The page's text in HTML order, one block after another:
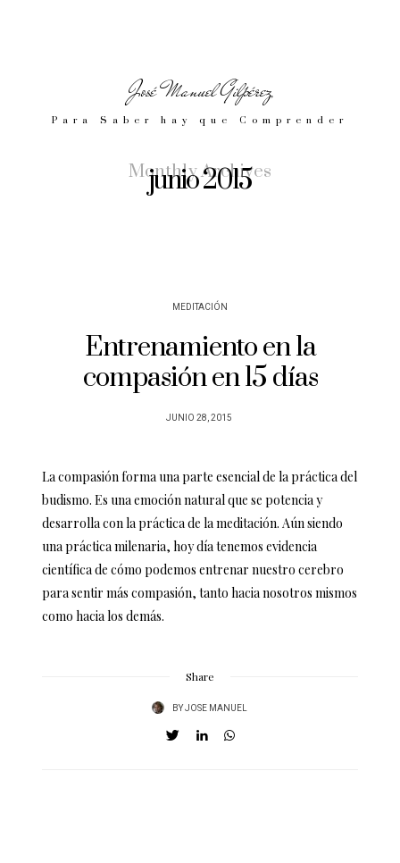
José Manuel Gilpérez
Para Saber hay que Comprender
Monthly Archives
junio 2015
MEDITACIÓN
Entrenamiento en la
compasión en 15 días
POSTED
JUNIO 28, 2015
La compasión forma una parte esencial de la práctica del
budismo. Es una emoción natural que se potencia y
desarrolla con la práctica de la meditación. Aún siendo
una práctica milenaria, hoy día tenemos evidencia
científica de cómo podemos entrenar nuestro cerebro
para sentir más compasión, tanto hacia nosotros mismos
como hacia los demás.
Share
BYJOSE MANUEL